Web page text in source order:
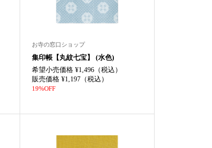
お寺の窓口ショップ
集印帳【丸紋七宝】 (水色)
希望小売価格 ¥1,496（税込）
販売価格 ¥1,197（税込）
19%OFF